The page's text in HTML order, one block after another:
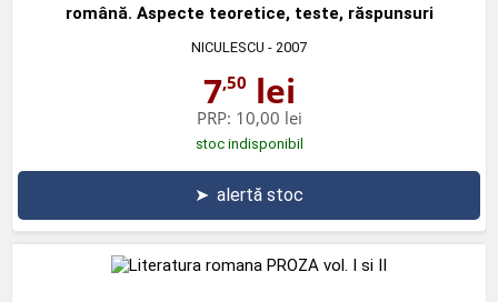
română. Aspecte teoretice, teste, răspunsuri
NICULESCU - 2007
7,50 lei
PRP: 10,00 lei
stoc indisponibil
➤ alertă stoc